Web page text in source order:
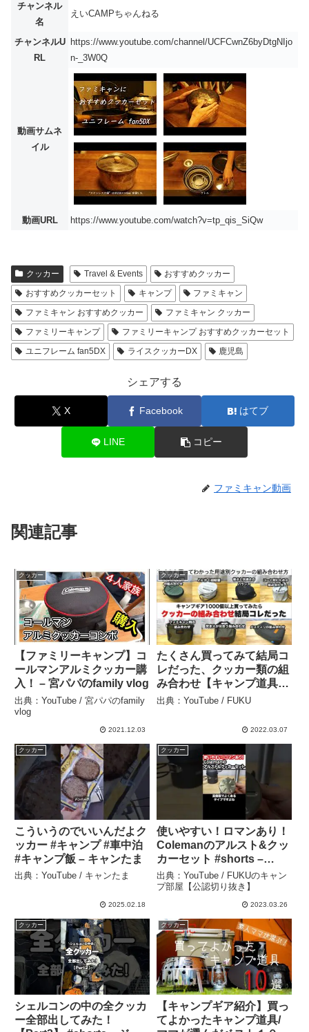
チャンネル
名
えいCAMPちゃんねる
チャンネルU
RL
https://www.youtube.com/channel/UCFCwnZ6byDtgNIjo
n-_3W0Q
動画サムネ
イル
動画URL https://www.youtube.com/watch?v=tp_qis_SiQw
クッカー Travel & Events
おすすめクッカー
おすすめクッカーセット
キャンプ
ファミキャン
ファミキャン おすすめクッカー
ファミキャン クッカー
ファミリーキャンプ
ファミリーキャンプ おすすめクッカーセット
ユニフレーム fan5DX
ライスクッカーDX 鹿児島
シェアする
X Facebook はてブ
LINE コピー
ファミキャン動画
関連記事
クッカー
【ファミリーキャンプ】コ
ールマンアルミクッカー購
入！ – 宮パパのfamily vlog
出典：YouTube / 宮パパのfamily
vlog
2021.12.03
クッカー
たくさん買ってみて結局コ
レだった、クッカー類の組
み合わせ【キャンプ道具】
ソロキャンプ ファミリー
出典：YouTube / FUKU
2022.03.07
クッカー
こういうのでいいんだよク
ッカー #キャンプ #車中泊
#キャンプ飯 – キャンたま
出典：YouTube / キャンたま
2025.02.18
クッカー
使いやすい！ロマンあり！
Colemanのアルスト&クッ
カーセット #shorts –
FUKUのキャンプ部屋【公
認切り抜き】
出典：YouTube / FUKUのキャン
プ部屋【公認切り抜き】
2023.03.26
クッカー
シェルコンの中の全クッカ
ー全部出してみた！
クッカー
【キャンプギア紹介】買っ
てよかったキャンプ道具/